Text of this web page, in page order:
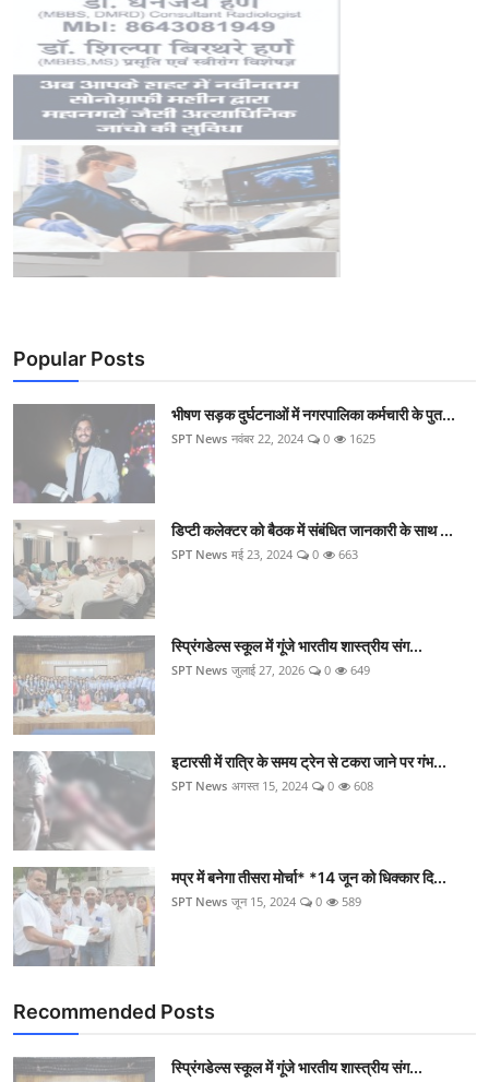
Popular Posts
भीषण सड़क दुर्घटनाओं में नगरपालिका कर्मचारी के पुत...
SPT News नवंबर 22, 2024 0 1625
डिप्टी कलेक्टर को बैठक में संबंधित जानकारी के साथ ...
SPT News मई 23, 2024 0 663
स्प्रिंगडेल्स स्कूल में गूंजे भारतीय शास्त्रीय संग...
SPT News जुलाई 27, 2026 0 649
इटारसी में रात्रि के समय ट्रेन से टकरा जाने पर गंभ...
SPT News अगस्त 15, 2024 0 608
मप्र में बनेगा तीसरा मोर्चा* *14 जून को धिक्कार दि...
SPT News जून 15, 2024 0 589
Recommended Posts
स्प्रिंगडेल्स स्कूल में गूंजे भारतीय शास्त्रीय संग...